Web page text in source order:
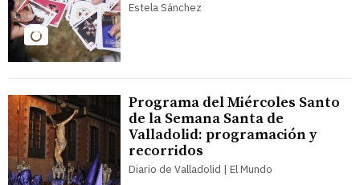
Estela Sánchez
Programa del Miércoles Santo
de la Semana Santa de
Valladolid: programación y
recorridos
Diario de Valladolid | El Mundo